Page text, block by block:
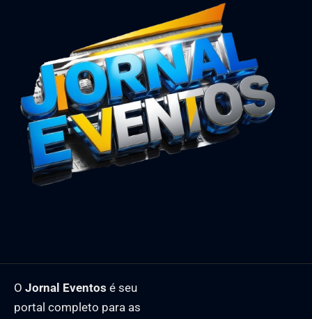
O Jornal Eventos é seu
portal completo para as